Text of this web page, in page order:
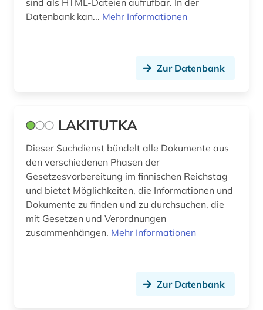
sind als HTML-Dateien aufrufbar. In der
Datenbank kan... Mehr Informationen
Zur Datenbank
LAKITUTKA
Dieser Suchdienst bündelt alle Dokumente aus
den verschiedenen Phasen der
Gesetzesvorbereitung im finnischen Reichstag
und bietet Möglichkeiten, die Informationen und
Dokumente zu finden und zu durchsuchen, die
mit Gesetzen und Verordnungen
zusammenhängen. Mehr Informationen
Zur Datenbank